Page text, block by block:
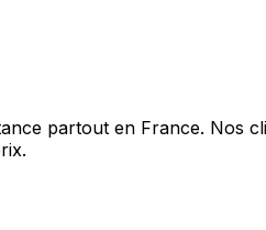
partout en France. Nos